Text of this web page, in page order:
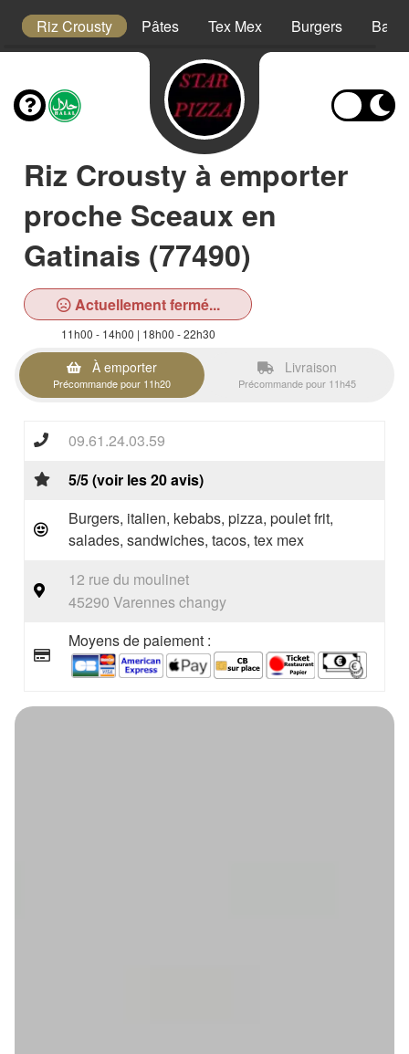
Riz Crousty Pâtes Tex Mex Burgers
Riz Crousty à emporter
proche Sceaux en
Gatinais (77490)
Actuellement fermé...
11h00 - 14h00 | 18h00 - 22h30
À emporter
Précommande pour 11h20
Livraison
Précommande pour 11h45
09.61.24.03.59
5/5 (voir les 20 avis)
Burgers, italien, kebabs, pizza, poulet frit,
salades, sandwiches, tacos, tex mex
12 rue du moulinet
45290 Varennes changy
Moyens de paiement :